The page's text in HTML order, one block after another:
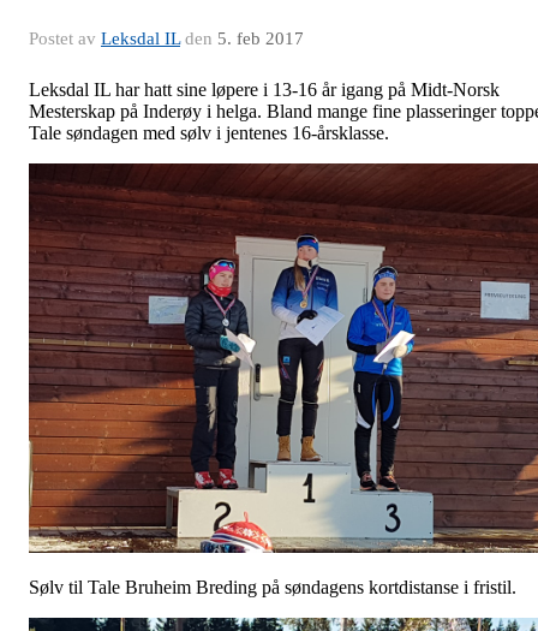
Postet av Leksdal ILden 5. feb 2017
Leksdal IL har hatt sine løpere i 13-16 år igang på Midt-Norsk
Mesterskap på Inderøy i helga. Bland mange fine plasseringer
Tale søndagen med sølv i jentenes 16-årsklasse.
Sølv til Tale Bruheim Breding på søndagens kortdistanse i fristil.